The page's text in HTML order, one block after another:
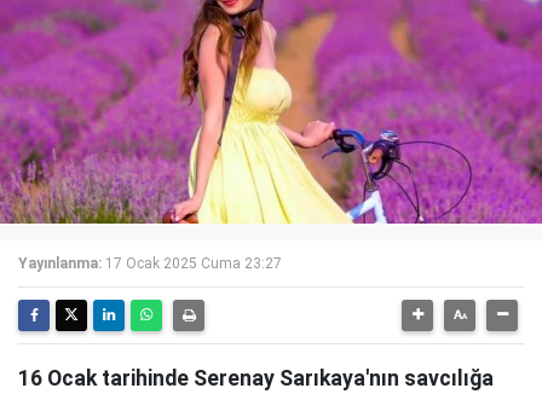
Yayınlanma: 17 Ocak 2025 Cuma 23:27
16 Ocak tarihinde Serenay Sarıkaya'nın savcılığa